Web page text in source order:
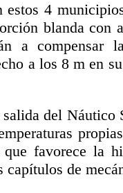
estos 4
blanda con
a
a los 8 m en
del
favorece la
capítulos de